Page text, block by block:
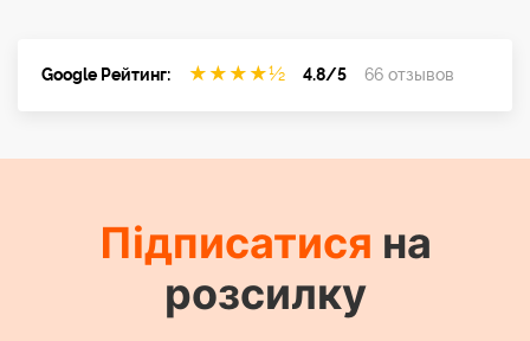
Кут променя (з
рефлектором)
Google Рейтинг: ★ ★ ★ ★½ 4.8/5 66 отзывов
Підписатися на
розсилку